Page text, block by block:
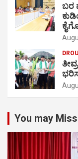
ಬರ
You may